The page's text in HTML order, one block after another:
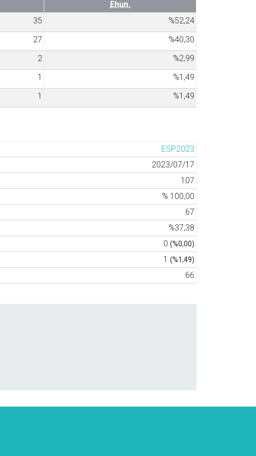
Ehun.
35
%52,24
27
%40,30
2
%2,99
1
%1,49
1 %1,49
ESP2023
2023/07/17
107
% 100,00
67
%37,38
0 (%0,00)
1 (%1,49)
66